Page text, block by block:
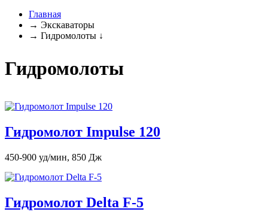
Главная
→ Экскаваторы
→ Гидромолоты ↓
Гидромолоты
Гидромолот Impulse 120
450-900 уд/мин, 850 Дж
Гидромолот Delta F-5